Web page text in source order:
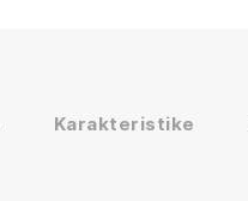
Karakteristike